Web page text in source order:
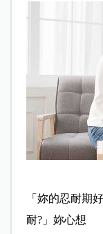
「妳的忍耐期
耐?」妳心想